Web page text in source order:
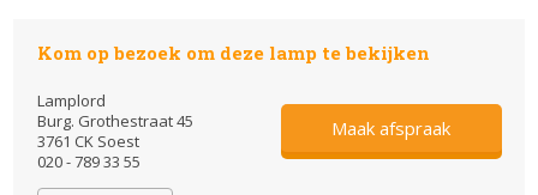
Kom op bezoek om deze lamp te bekijken
Lamplord
Burg. Grothestraat 45
3761 CK Soest
020 - 789 33 55
Maak afspraak